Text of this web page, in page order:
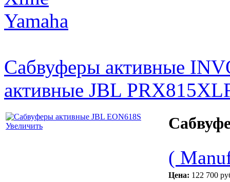
Yamaha
Сабвуферы активные
активные JBL
Увеличить
(
Цена: 122 700